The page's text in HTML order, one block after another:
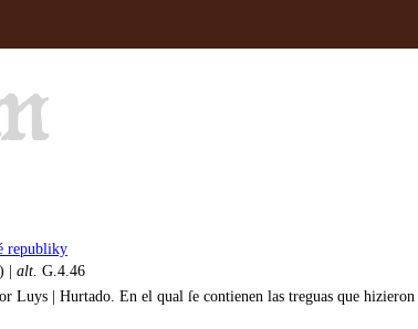
republiky
| alt. G.4.46
Luys | Hurtado. En el qual ſe contienen las treguas que